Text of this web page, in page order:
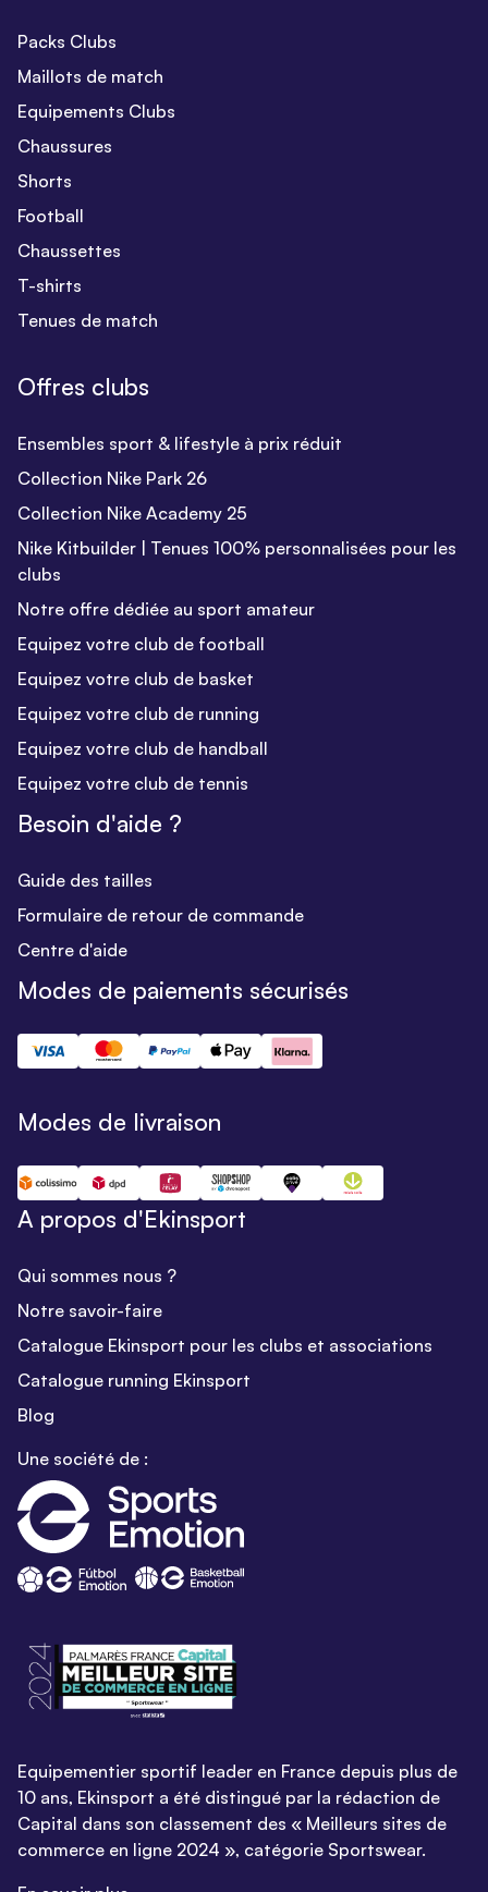
Packs Clubs
Maillots de match
Equipements Clubs
Chaussures
Shorts
Football
Chaussettes
T-shirts
Tenues de match
Offres clubs
Ensembles sport & lifestyle à prix réduit
Collection Nike Park 26
Collection Nike Academy 25
Nike Kitbuilder | Tenues 100% personnalisées pour les
clubs
Notre offre dédiée au sport amateur
Equipez votre club de football
Equipez votre club de basket
Equipez votre club de running
Equipez votre club de handball
Equipez votre club de tennis
Besoin d'aide ?
Guide des tailles
Formulaire de retour de commande
Centre d'aide
Modes de paiements sécurisés
Modes de livraison
A propos d'Ekinsport
Qui sommes nous ?
Notre savoir-faire
Catalogue Ekinsport pour les clubs et associations
Catalogue running Ekinsport
Blog
Une société de :
Equipementier sportif leader en France depuis plus de
10 ans, Ekinsport a été distingué par la rédaction de
Capital dans son classement des « Meilleurs sites de
commerce en ligne 2024 », catégorie Sportswear.